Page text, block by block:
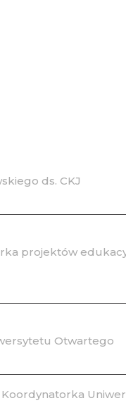
ds. CKJ
projektów
Otwartego
Koordynatorka